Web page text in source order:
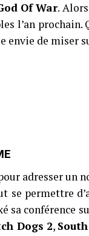
Of War.
l’an prochain.
envie de miser
adresser un
se permettre
sa conférence
Dogs 2,